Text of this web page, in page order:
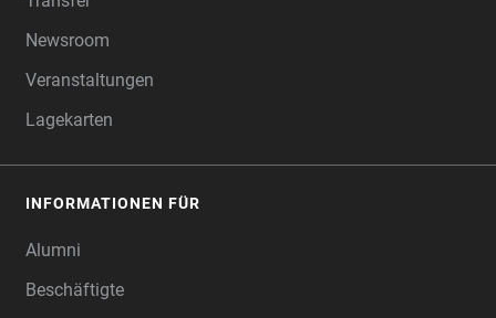
Newsroom
Veranstaltungen
Lagekarten
INFORMATIONEN FÜR
Alumni
Beschäftigte